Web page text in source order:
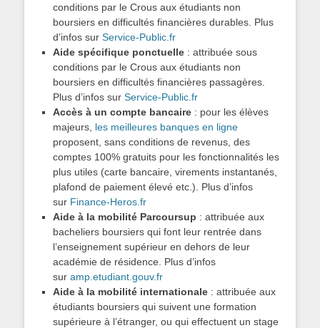
conditions par le Crous aux étudiants non
boursiers en difficultés financières durables. Plus
d’infos sur Service-Public.fr
Aide spécifique ponctuelle : attribuée sous
conditions par le Crous aux étudiants non
boursiers en difficultés financières passagères.
Plus d’infos sur Service-Public.fr
Accès à un compte bancaire : pour les élèves
majeurs, les meilleures banques en ligne
proposent, sans conditions de revenus, des
comptes 100% gratuits pour les fonctionnalités les
plus utiles (carte bancaire, virements instantanés,
plafond de paiement élevé etc.). Plus d’infos
sur Finance-Heros.fr
Aide à la mobilité Parcoursup : attribuée aux
bacheliers boursiers qui font leur rentrée dans
l’enseignement supérieur en dehors de leur
académie de résidence. Plus d’infos
sur amp.etudiant.gouv.fr
Aide à la mobilité internationale : attribuée aux
étudiants boursiers qui suivent une formation
supérieure à l’étranger, ou qui effectuent un stage